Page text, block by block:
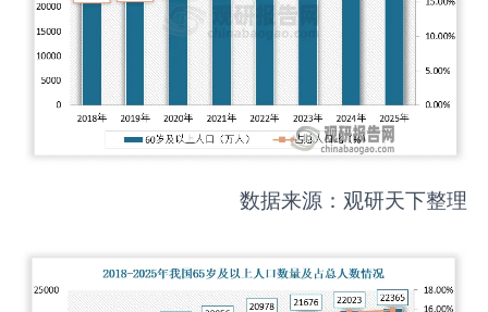
数据来源：观研天下整理